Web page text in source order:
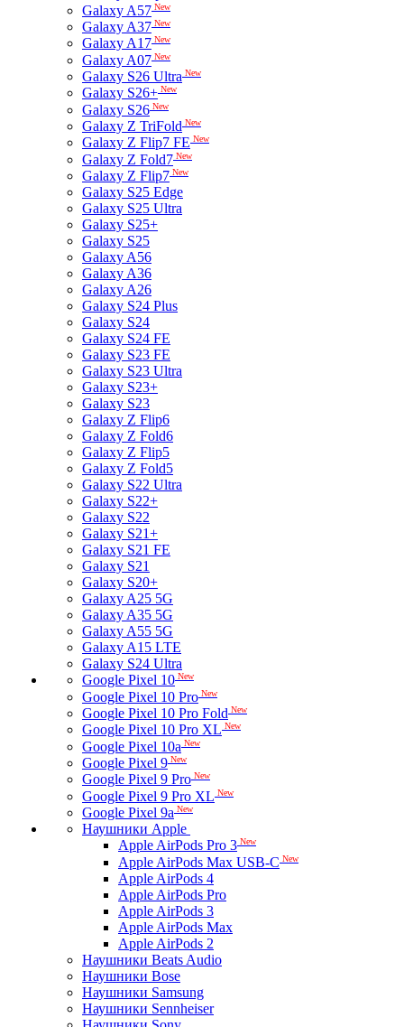
Galaxy A57 New
Galaxy A37 New
Galaxy A17 New
Galaxy A07 New
Galaxy S26 Ultra New
Galaxy S26+ New
Galaxy S26 New
Galaxy Z TriFold New
Galaxy Z Flip7 FE New
Galaxy Z Fold7 New
Galaxy Z Flip7 New
Galaxy S25 Edge
Galaxy S25 Ultra
Galaxy S25+
Galaxy S25
Galaxy A56
Galaxy A36
Galaxy A26
Galaxy S24 Plus
Galaxy S24
Galaxy S24 FE
Galaxy S23 FE
Galaxy S23 Ultra
Galaxy S23+
Galaxy S23
Galaxy Z Flip6
Galaxy Z Fold6
Galaxy Z Flip5
Galaxy Z Fold5
Galaxy S22 Ultra
Galaxy S22+
Galaxy S22
Galaxy S21+
Galaxy S21 FE
Galaxy S21
Galaxy S20+
Galaxy A25 5G
Galaxy A35 5G
Galaxy A55 5G
Galaxy A15 LTE
Galaxy S24 Ultra
Google Pixel 10 New
Google Pixel 10 Pro New
Google Pixel 10 Pro Fold New
Google Pixel 10 Pro XL New
Google Pixel 10a New
Google Pixel 9 New
Google Pixel 9 Pro New
Google Pixel 9 Pro XL New
Google Pixel 9a New
Наушники Apple
Apple AirPods Pro 3 New
Apple AirPods Max USB-C New
Apple AirPods 4
Apple AirPods Pro
Apple AirPods 3
Apple AirPods Max
Apple AirPods 2
Наушники Beats Audio
Наушники Bose
Наушники Samsung
Наушники Sennheiser